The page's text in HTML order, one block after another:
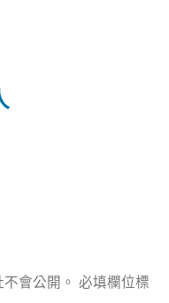
會公開。 必填欄位標